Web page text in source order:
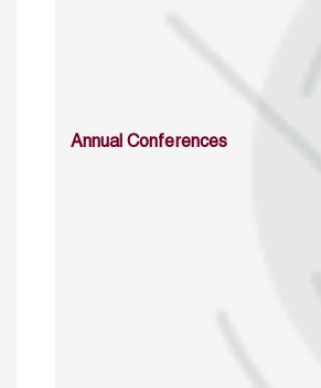
Annual Conferences